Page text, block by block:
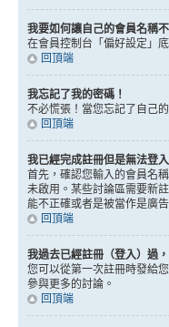
我要如何讓自己的會員名稱
在會員控制台「偏好設定」
回頂端
我忘記了我的密碼！
不必慌張！當您忘記了自己
回頂端
我已經完成註冊但是無法登入
首先，確認您輸入的會員名
未啟用。某些討論區需要新
能不正確或者是被當作是廣
回頂端
我過去已經註冊（登入）過
您可以從第一次註冊時發給
參與更多的討論。
回頂端